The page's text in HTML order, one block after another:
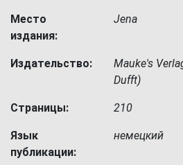
Место
издания:
Jena
Издательство:
Mauke's
Dufft)
Страницы: 210
Язык
публикации:
немецкий